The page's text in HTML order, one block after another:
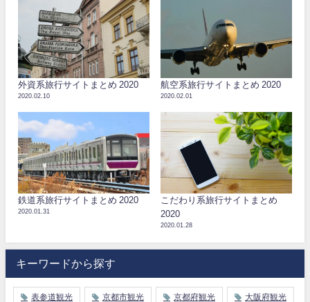
外資系旅行サイトまとめ 2020
2020.02.10
航空系旅行サイトまとめ 2020
2020.02.01
鉄道系旅行サイトまとめ 2020
2020.01.31
こだわり系旅行サイトまとめ
2020
2020.01.28
キーワードから探す
表参道観光 京都市観光 京都府観光 大阪府観光